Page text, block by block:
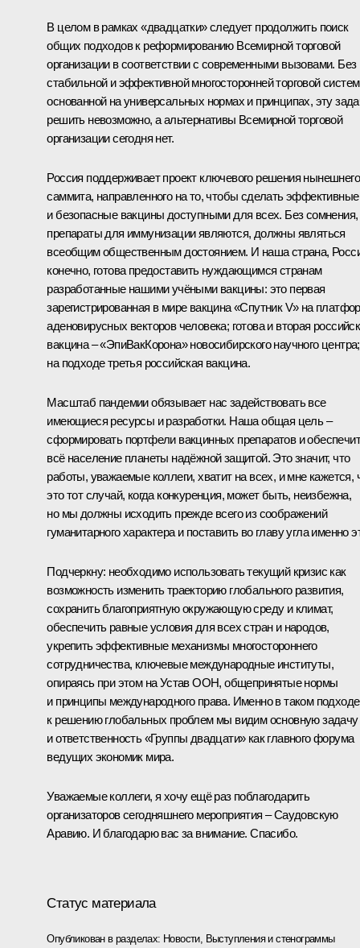
В целом в рамках «двадцатки» следует продолжить поиск
общих подходов к реформированию Всемирной торговой
организации в соответствии с современными вызовами. Без
стабильной и эффективной многосторонней торговой
основанной на универсальных нормах и принципах, эту
решить невозможно, а альтернативы Всемирной торговой
организации сегодня нет.
Россия поддерживает проект ключевого решения нынешнего
саммита, направленного на то, чтобы сделать эффективные
и безопасные вакцины доступными для всех. Без сомнения,
препараты для иммунизации являются, должны являться
всеобщим общественным достоянием. И наша страна,
конечно, готова предоставить нуждающимся странам
разработанные нашими учёными вакцины: это первая
зарегистрированная в мире вакцина «Спутник V» на
аденовирусных векторов человека; готова и вторая
вакцина – «ЭпиВакКорона» новосибирского научного центра;
на подходе третья российская вакцина.
Масштаб пандемии обязывает нас задействовать все
имеющиеся ресурсы и разработки. Наша общая цель –
сформировать портфели вакцинных препаратов и
всё население планеты надёжной защитой. Это значит, что
работы, уважаемые коллеги, хватит на всех, и мне кажется,
это тот случай, когда конкуренция, может быть, неизбежна,
но мы должны исходить прежде всего из соображений
гуманитарного характера и поставить во главу угла именно
Подчеркну: необходимо использовать текущий кризис как
возможность изменить траекторию глобального развития,
сохранить благоприятную окружающую среду и климат,
обеспечить равные условия для всех стран и народов,
укрепить эффективные механизмы многостороннего
сотрудничества, ключевые международные институты,
опираясь при этом на Устав ООН, общепринятые нормы
и принципы международного права. Именно в таком подходе
к решению глобальных проблем мы видим основную задачу
и ответственность «Группы двадцати» как главного форума
ведущих экономик мира.
Уважаемые коллеги, я хочу ещё раз поблагодарить
организаторов сегодняшнего мероприятия – Саудовскую
Аравию. И благодарю вас за внимание. Спасибо.
Статус материала
Опубликован в разделах: Новости, Выступления и стенограммы